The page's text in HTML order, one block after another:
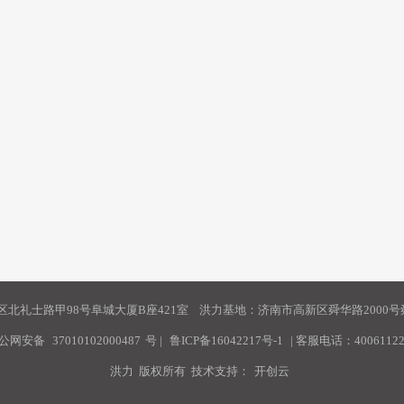
北礼士路甲98号阜城大厦B座421室 洪力基地：济南市高新区舜华路2000号
网安备 37010102000487 号 | 鲁ICP备16042217号-1 | 客服电话：
洪力 版权所有 技术支持： 开创云